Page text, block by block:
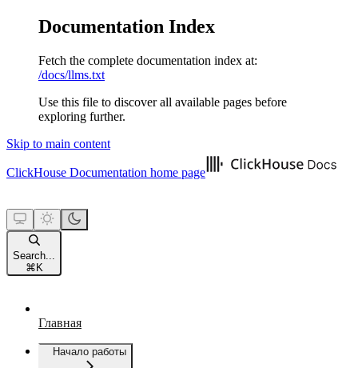
Documentation Index
Fetch the complete documentation index at:
/docs/llms.txt
Use this file to discover all available pages before
exploring further.
Skip to main content
ClickHouse Documentation home page
Search...
⌘ K
Главная
Начало работы